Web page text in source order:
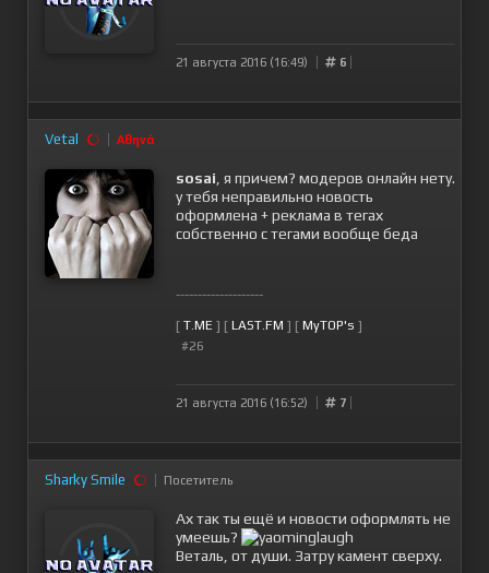
21 августа 2016 (16:49) 6
Vetal Αθηνά
sosai , я причем? модеров онлайн нету.
у тебя неправильно новость
оформлена + реклама в тегах
собственно с тегами вообще беда
--------------------
[ T.ME ] [ LAST.FM ] [ MyTOP's ]
#26
21 августа 2016 (16:52) 7
Sharky Smile Посетитель
Ах так ты ещё и новости оформлять не
умеешь?
Веталь, от души. Затру камент сверху.